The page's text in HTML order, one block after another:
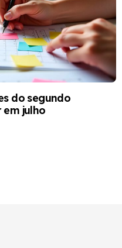
do segundo
em julho